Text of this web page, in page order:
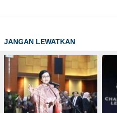
JANGAN LEWATKAN